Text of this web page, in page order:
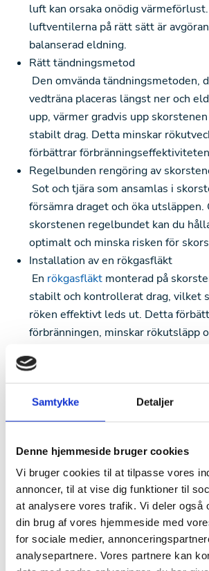
Samtykke Detaljer
Denne hjemmeside bruger cookies
Vi bruger cookies til at tilpasse vores
annoncer, til at vise dig funktioner til
at analysere vores trafik. Vi deler også
din brug af vores hjemmeside med
for sociale medier,
analysepartnere. Vores partnere kan
luft kan orsaka onödig
luftventilerna på rätt sätt är
balanserad eldning.
Rätt tändningsmetod
Den omvända tändningsmetoden,
vedträna placeras längst ner och
upp, värmer gradvis upp
stabilt drag. Detta minskar
förbättrar
Regelbunden rengöring av
Sot och tjära som ansamlas i
försämra draget och öka
skorstenen regelbundet kan du
optimalt och minska risken för
Installation av en rökgasfläkt
En rökgasfläkt monterad på
stabilt och kontrollerat drag, vilket
röken effektivt leds ut. Detta
förbränningen, minskar rökutsläpp
mer förutsägbar, oavsett
Användning av ett vedspisfilter
Ett vedspisfilter, såsomExodrafts
rökgaserna genom elektrostatisk
minskar antalet fina och ultrafina
med 70–75 %, vilket gör eldningen
miljövänlig. Filtret innehåller en
som säkerställer ett jämnt
förbränningen och säkerställer
Genom att implementera dessa
avsevärt förbättra förbränningens